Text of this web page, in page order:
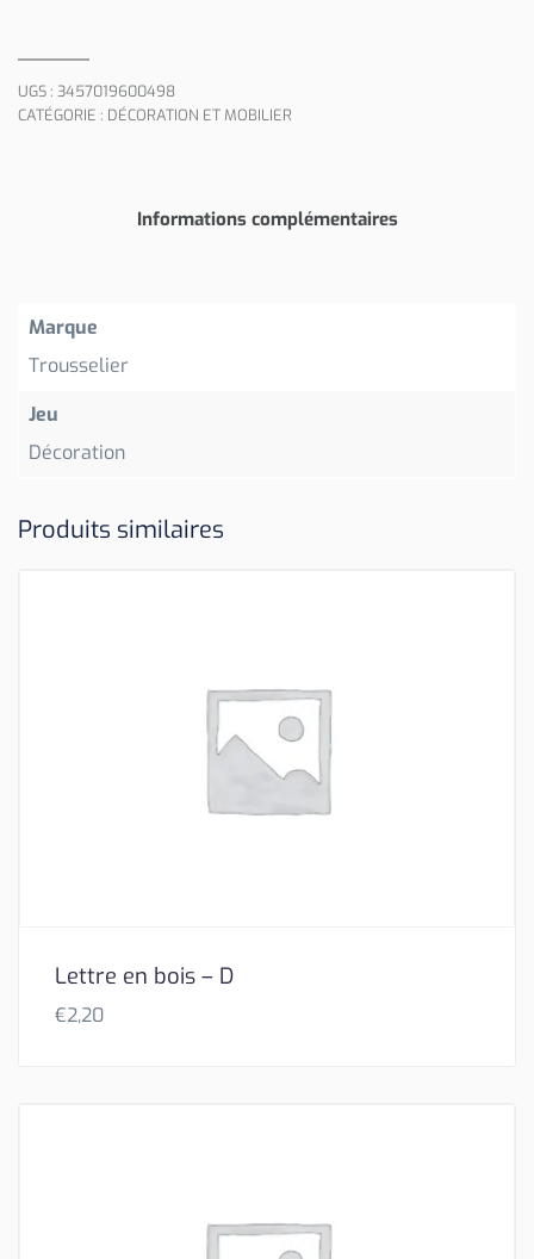
UGS : 3457019600498
CATÉGORIE : DÉCORATION ET MOBILIER
Informations complémentaires
Marque
Trousselier
Jeu
Décoration
Produits similaires
Lettre en bois – D
€2,20